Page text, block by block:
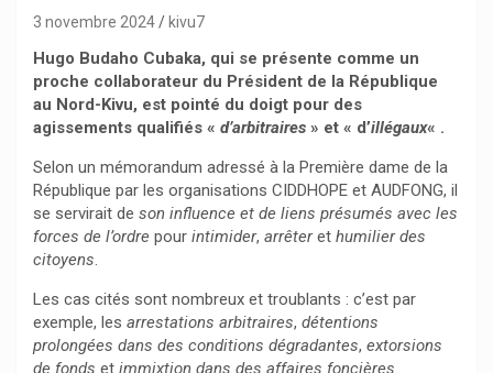
3 novembre 2024 kivu7
Hugo Budaho Cubaka, qui se présente comme un
proche collaborateur du Président de la République
au Nord-Kivu, est pointé du doigt pour des
agissements qualifiés « d’arbitraires » et « d’illégaux« .
Selon un mémorandum adressé à la Première dame de la
République par les organisations CIDDHOPE et AUDFONG, il
se servirait de son influence et de liens présumés avec les
forces de l’ordre pour intimider, arrêteret humilier des
citoyens.
Les cas cités sont nombreux et troublants : c’est par
exemple, les arrestations arbitraires, détentions
prolongées dans des conditions dégradantes, extorsions
de fonds et immixtion dans des affaires foncières.